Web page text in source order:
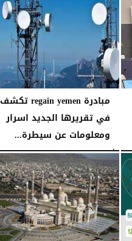
مبادرة regain yemen تكشف
في تقريرها الجديد اسرار
ومعلومات عن سيطرة...
الأربعاء، 29 يونيو 2022 04:49 مـ